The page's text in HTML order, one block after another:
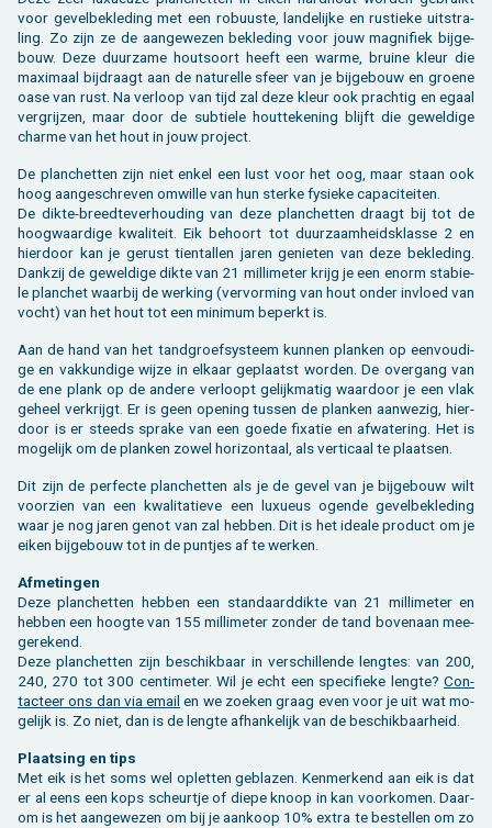
voor ge­vel­be­kle­ding met een ro­buus­te, lan­de­lij­ke en rus­tie­ke uit­stra­
ling. Zo zijn ze de aan­ge­we­zen be­kle­ding voor jouw mag­ni­fiek bij­ge­
bouw. Deze duur­za­me hout­soort heeft een warme, brui­ne kleur die
maxi­maal bij­draagt aan de na­tu­rel­le sfeer van je bij­ge­bouw en groe­ne
oase van rust. Na ver­loop van tijd zal deze kleur ook prach­tig en egaal
ver­grij­zen, maar door de sub­tie­le hout­te­ke­ning blijft die ge­wel­di­ge
char­me van het hout in jouw pro­ject.
De plan­chet­ten zijn niet enkel een lust voor het oog, maar staan ook
hoog aan­ge­schre­ven om­wil­le van hun ster­ke fy­sie­ke ca­pa­ci­tei­ten.
De dikte-breed­te­ver­hou­ding van deze plan­chet­ten draagt bij tot de
hoog­waar­di­ge kwa­li­teit. Eik be­hoort tot duur­zaam­heids­klas­se 2 en
hier­door kan je ge­rust tien­tal­len jaren ge­nie­ten van deze be­kle­ding.
Dank­zij de ge­wel­di­ge dikte van 21 mil­li­me­ter krijg je een enorm sta­bie­
le plan­chet waar­bij de wer­king (ver­vor­ming van hout onder in­vloed van
vocht) van het hout tot een mi­ni­mum be­perkt is.
Aan de hand van het tand­groef­sys­teem kun­nen plan­ken op een­vou­di­
ge en vak­kun­di­ge wijze in el­kaar ge­plaatst wor­den. De over­gang van
de ene plank op de an­de­re ver­loopt ge­lijk­ma­tig waar­door je een vlak
ge­heel ver­krijgt. Er is geen ope­ning tus­sen de plan­ken aan­we­zig, hier­
door is er steeds spra­ke van een goede fixa­tie en af­wa­te­ring. Het is
mo­ge­lijk om de plan­ken zowel ho­ri­zon­taal, als ver­ti­caal te plaat­sen.
Dit zijn de per­fec­te plan­chet­ten als je de gevel van je bij­ge­bouw wilt
voor­zien van een kwa­li­ta­tie­ve een luxu­eus ogen­de ge­vel­be­kle­ding
waar je nog jaren genot van zal heb­ben. Dit is het ide­a­le pro­duct om je
eiken bij­ge­bouw tot in de punt­jes af te wer­ken.
Af­me­tin­gen
Deze plan­chet­ten heb­ben een stan­daard­dik­te van 21 mil­li­me­ter en
heb­ben een hoog­te van 155 mil­li­me­ter zon­der de tand bo­ven­aan mee­
ge­re­kend.
Deze plan­chet­ten zijn be­schik­baar in ver­schil­len­de leng­tes: van 200,
240, 270 tot 300 cen­ti­me­ter. Wil je echt een spe­ci­fie­ke leng­te? Con­
tac­teer ons dan via email en we zoe­ken graag even voor je uit wat mo­
ge­lijk is. Zo niet, dan is de leng­te af­han­ke­lijk van de be­schik­baar­heid.
Plaat­sing en tips
Met eik is het soms wel op­let­ten ge­bla­zen. Ken­mer­kend aan eik is dat
er al eens een kops scheur­tje of diepe knoop in kan voor­ko­men. Daar­
om is het aan­ge­we­zen om bij je aan­koop 10% extra te be­stel­len om zo